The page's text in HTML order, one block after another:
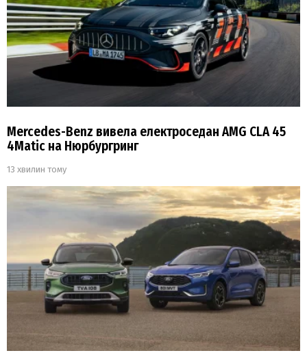
Mercedes-Benz вивела електроседан AMG CLA 45
4Matic на Нюрбургринг
13 хвилин тому